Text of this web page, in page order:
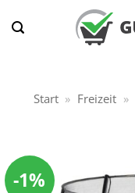
Inhalt
Start » Freizeit »
-1%